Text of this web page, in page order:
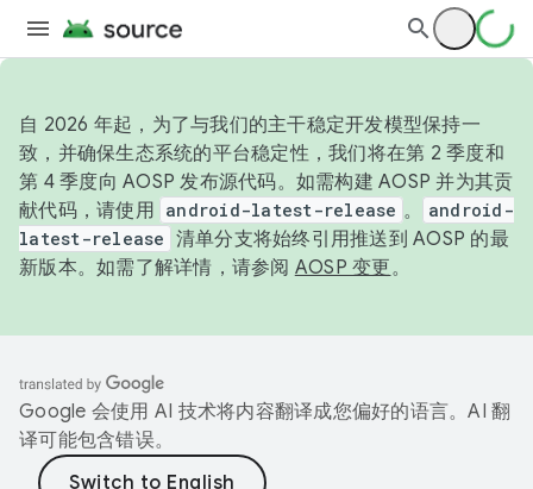
自 2026 年起，为了与我们的主干稳定开发模型保持一
致，并确保生态系统的平台稳定性，我们将在第 2 季度和
第 4 季度向 AOSP 发布源代码。如需构建 AOSP 并为其贡
献代码，请使用 android-latest-release 。
android-
latest-release 清单分支将始终引用推送到 AOSP 的最
新版本。如需了解详情，请参阅 AOSP 变更。
Google 会使用 AI 技术将内容翻译成您偏好的语言。AI 翻
译可能包含错误。